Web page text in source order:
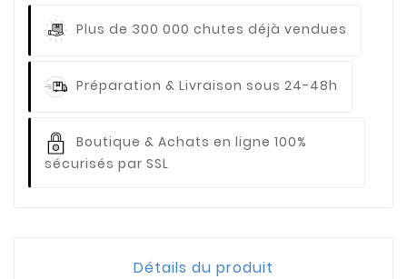
Plus de 300 000 chutes déjà vendues
Préparation & Livraison sous 24-48h
Boutique & Achats en ligne 100%
sécurisés par SSL
Détails du produit